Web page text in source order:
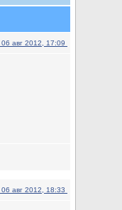
06 авг 2012, 17:09
06 авг 2012, 18:33